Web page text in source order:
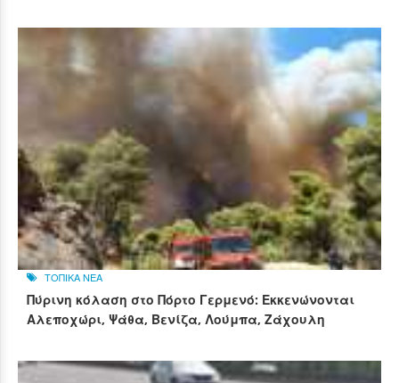
ΤΟΠΙΚΑ ΝΕΑ
Πύρινη κόλαση στο Πόρτο Γερμενό: Εκκενώνονται
Αλεποχώρι, Ψάθα, Βενίζα, Λούμπα, Ζάχουλη